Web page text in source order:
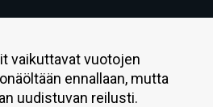
vaikuttavat vuotojen
ennallaan, mutta
uudistuvan reilusti.